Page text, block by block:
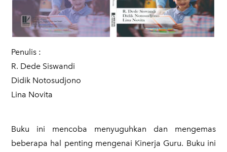
Penulis :
​R. Dede Siswandi
Didik Notosudjono
Lina Novita
Buku ini mencoba menyuguhkan dan mengemas
beberapa hal penting mengenai Kinerja Guru. Buku ini